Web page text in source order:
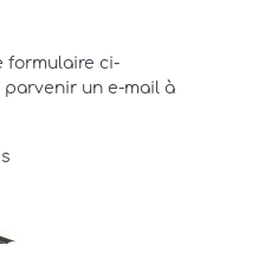
formulaire ci-
un e-mail à